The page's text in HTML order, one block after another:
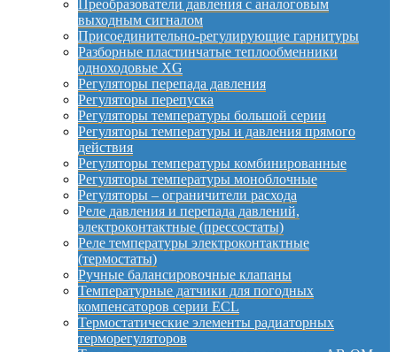
Преобразователи давления с аналоговым
выходным сигналом
Присоединительно-регулирующие гарнитуры
Разборные пластинчатые теплообменники
одноходовые XG
Регуляторы перепада давления
Регуляторы перепуска
Регуляторы температуры большой серии
Регуляторы температуры и давления прямого
действия
Регуляторы температуры комбинированные
Регуляторы температуры моноблочные
Регуляторы – ограничители расхода
Реле давления и перепада давлений,
электроконтактные (прессостаты)
Реле температуры электроконтактные
(термостаты)
Ручные балансировочные клапаны
Температурные датчики для погодных
компенсаторов серии ECL
Термостатические элементы радиаторных
терморегуляторов